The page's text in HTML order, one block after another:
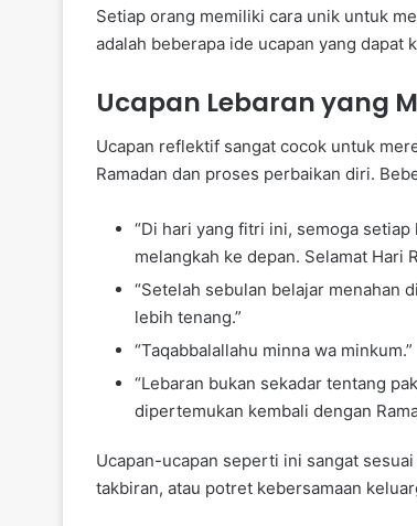
Setiap orang memiliki cara unik untuk
adalah beberapa ide ucapan yang dapat
Ucapan Lebaran yang
Ucapan reflektif sangat cocok untuk
Ramadan dan proses perbaikan diri.
“Di hari yang fitri ini, semoga
melangkah ke depan. Selamat Hari
“Setelah sebulan belajar menahan
lebih tenang.”
“Taqabbalallahu minna wa minkum.”
“Lebaran bukan sekadar tentang
dipertemukan kembali dengan
Ucapan-ucapan seperti ini sangat
takbiran, atau potret kebersamaan